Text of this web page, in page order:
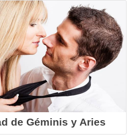
de Géminis y Aries